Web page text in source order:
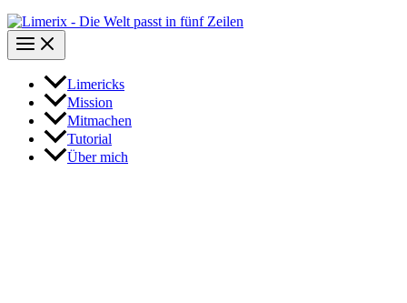
Limericks
Mission
Mitmachen
Tutorial
Über mich